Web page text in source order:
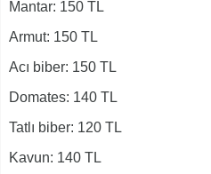
Mantar: 150 TL
Armut: 150 TL
Acı biber: 150 TL
Domates: 140 TL
Tatlı biber: 120 TL
Kavun: 140 TL